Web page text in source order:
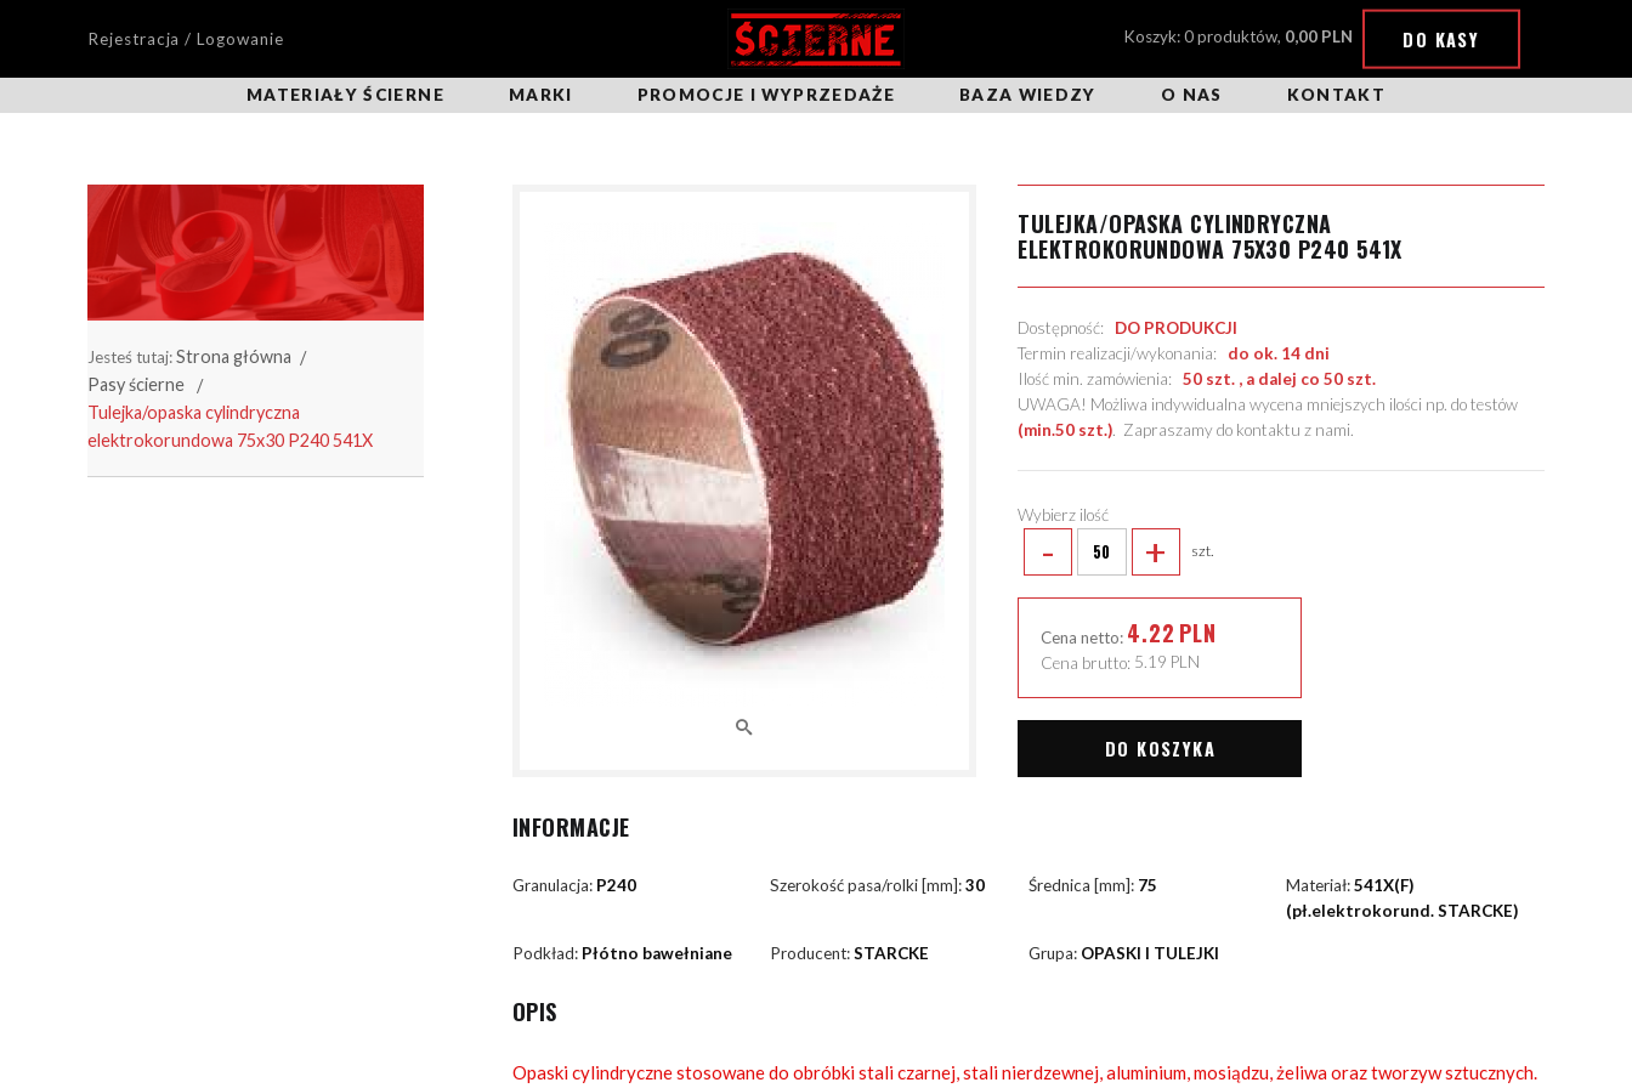
Rejestracja / Logowanie Koszyk: 0 produktów, 0,00 PLN DO KASY
MATERIAŁY ŚCIERNE MARKI PROMOCJE I WYPRZEDAŻE BAZA WIEDZY O NAS KONTAKT
Jesteś tutaj:Strona główna
Pasy ścierne
Tulejka/opaska cylindryczna
elektrokorundowa 75x30 P240 541X
TULEJKA/OPASKA CYLINDRYCZNA
ELEKTROKORUNDOWA 75X30 P240 541X
Dostępność: DO PRODUKCJI
Termin realizacji/wykonania: do ok. 14 dni
Ilość min. zamówienia:50 szt. , a dalej co 50 szt.
UWAGA! Możliwa indywidualna wycena mniejszych ilości np. do testów
(min.50 szt.). Zapraszamy do kontaktu z nami.
Wybierz ilość
- + szt.
Cena netto: 4.22 PLN
Cena brutto: 5.19 PLN
DO KOSZYKA
INFORMACJE
Granulacja: P240 Szerokość pasa/rolki [mm]:30 Średnica [mm]: 75 Materiał:541X(F)
(pł.elektrokorund. STARCKE)
Podkład: Płótno bawełniane Producent:STARCKE Grupa: OPASKI I TULEJKI
OPIS
Opaski cylindryczne stosowane do obróbki stali czarnej, stali nierdzewnej, aluminium, mosiądzu, żeliwa oraz tworzyw sztucznych.